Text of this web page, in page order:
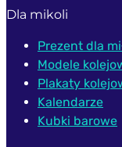
Dla mikoli
Prezent dla
Modele
Plakaty
Kalendarze
Kubki barowe